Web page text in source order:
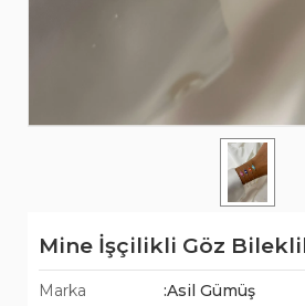
Mine İşçilikli Göz
Marka
:Asil Gümüş